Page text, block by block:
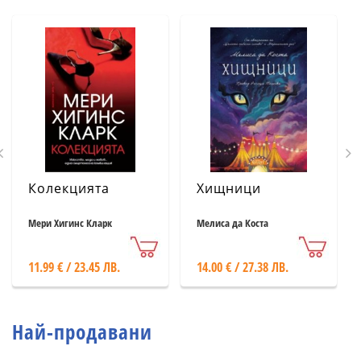
Колекцията
Мери Хигинс Кларк
11.99 € / 23.45 ЛВ.
Хищници
Мелиса да Коста
14.00 € / 27.38 ЛВ.
Най-продавани